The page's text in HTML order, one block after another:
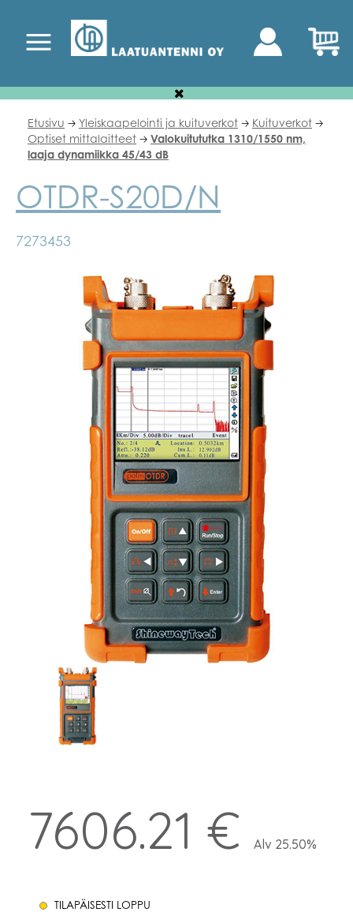
Etusivu 🡢 Yleiskaapelointi ja kuituverkot 🡢 Kuituverkot 🡢
Optiset mittalaitteet 🡢 Valokuitututka 1310/1550 nm,
laaja dynamiikka 45/43 dB
OTDR-S20D/N
7273453
7606.21 € Alv 25.50%
TILAPÄISESTI LOPPU